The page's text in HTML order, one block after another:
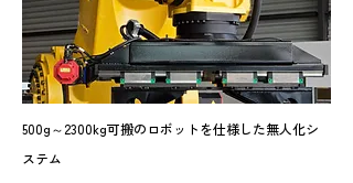
500g～2300kg可搬のロボットを仕様した無人化シ
ステム